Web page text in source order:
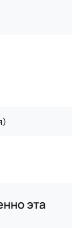
эта